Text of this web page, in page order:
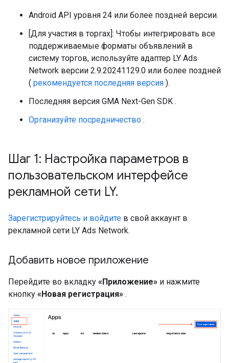
Android API уровня 24 или более поздней версии.
[Для участия в торгах]: Чтобы интегрировать все
поддерживаемые форматы объявлений в
систему торгов, используйте адаптер LY Ads
Network версии 2.9.20241129.0 или более поздней
( рекомендуется последняя версия ).
Последняя версия GMA Next-Gen SDK .
Организуйте посредничество .
Шаг 1: Настройка параметров в
пользовательском интерфейсе
рекламной сети LY.
Зарегистрируйтесь и войдите в свой аккаунт в
рекламной сети LY Ads Network.
Добавить новое приложение
Перейдите во вкладку «Приложение» и нажмите
кнопку «Новая регистрация» .